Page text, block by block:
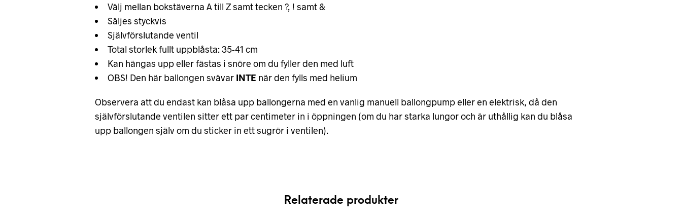
Välj mellan bokstäverna A till Z samt tecken ?, ! samt &
Säljes styckvis
Självförslutande ventil
Total storlek fullt uppblåsta: 35-41 cm
Kan hängas upp eller fästas i snöre om du fyller den med luft
OBS! Den här ballongen svävar INTE när den fylls med helium
Observera att du endast kan blåsa upp ballongerna med en vanlig manuell ballongpump eller en elektrisk, då den
självförslutande ventilen sitter ett par centimeter in i öppningen (om du har starka lungor och är uthållig kan du blåsa
upp ballongen själv om du sticker in ett sugrör i ventilen).
Relaterade produkter